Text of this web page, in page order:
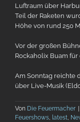
Luftraum über
Teil der Raketen
Höhe von rund 250
Vor der großen
Rockaholix Buam
Am Sonntag reichte
über Live-Musik
Von Die Feuermacher
Feuershows, latest,